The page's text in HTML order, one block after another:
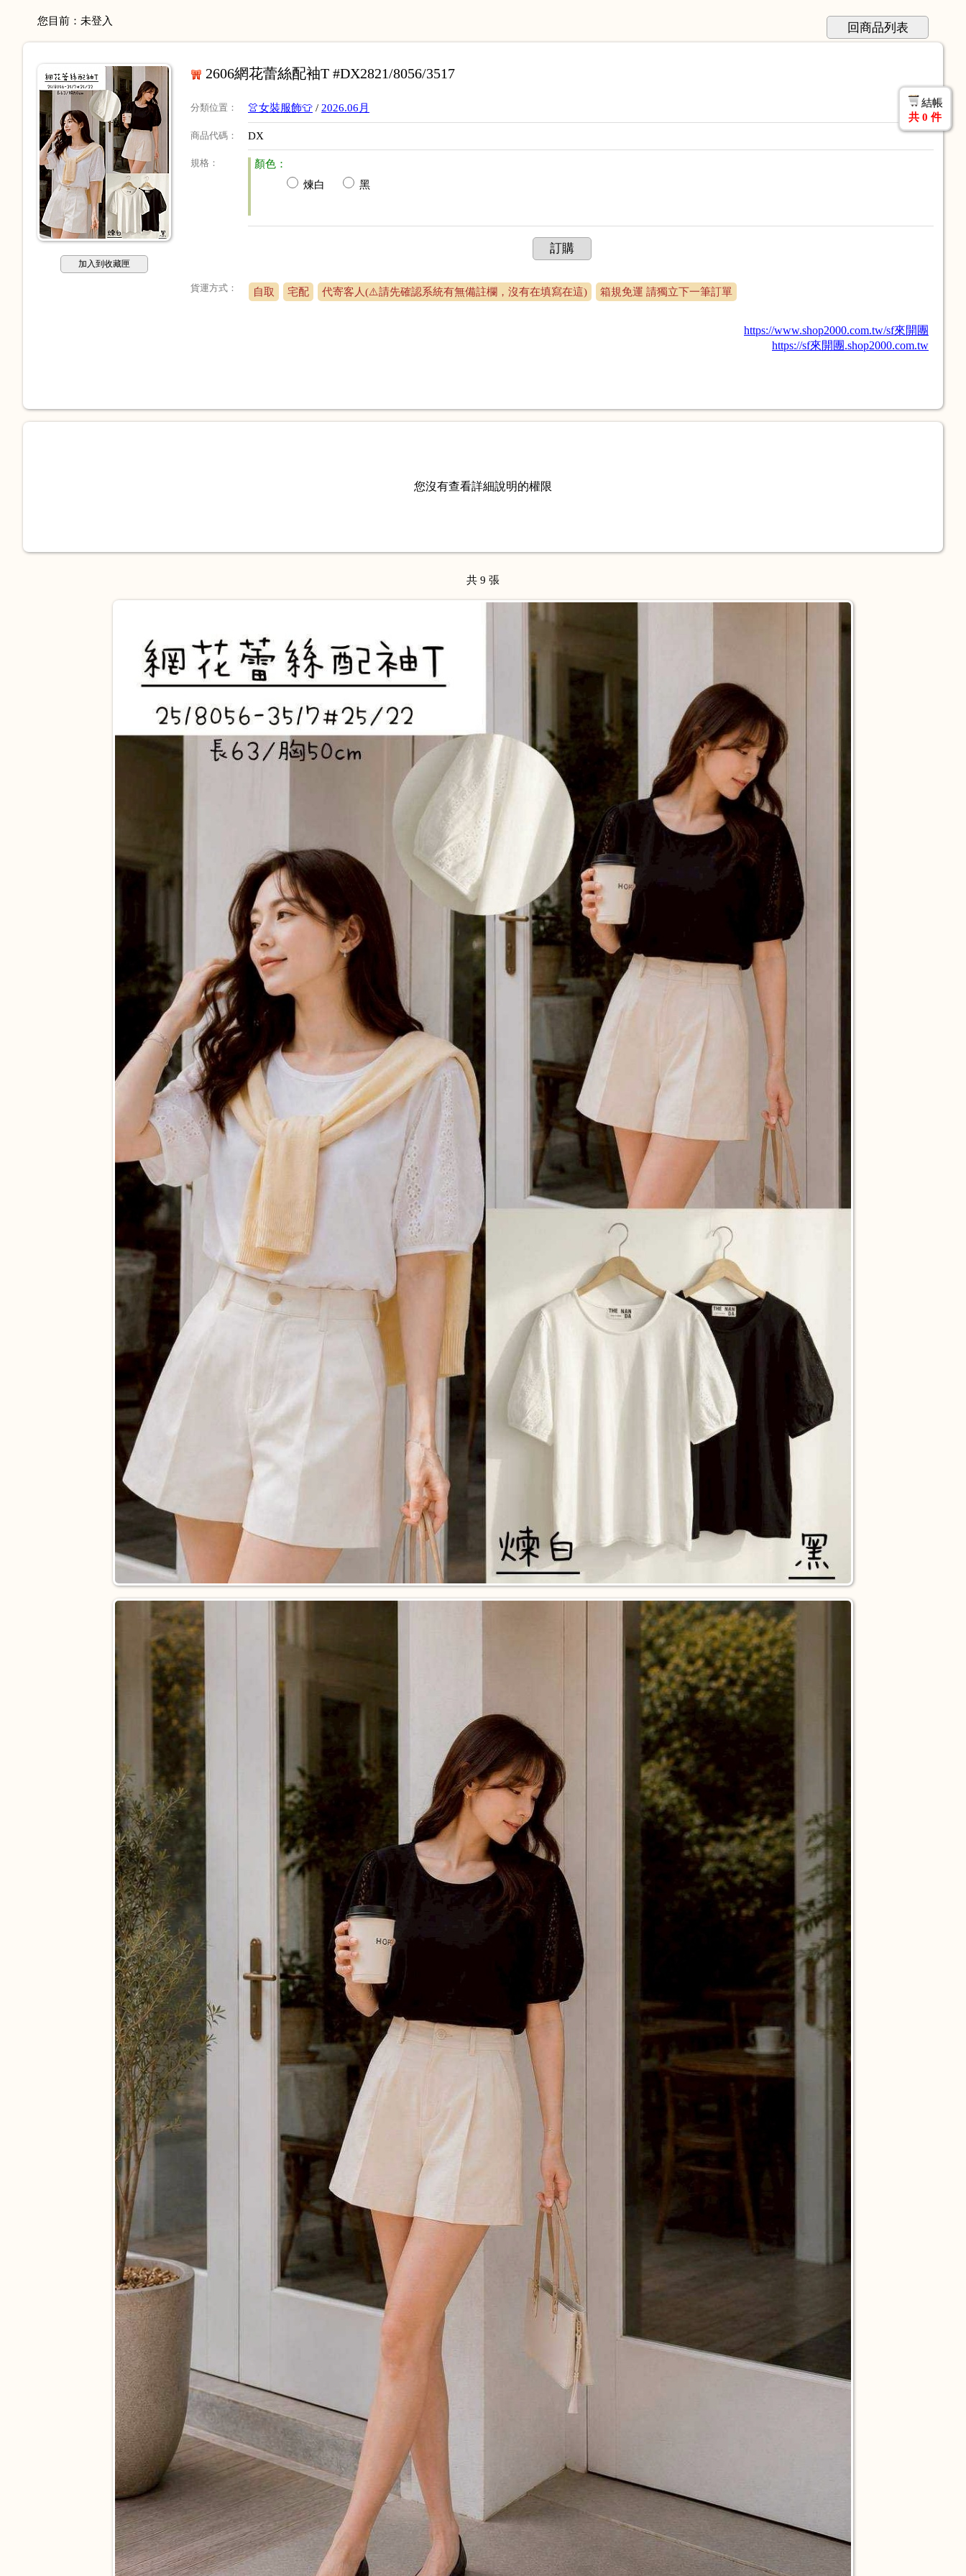
您目前： 未登入 回商品列表
加入到收藏匣
2606網花蕾絲配袖T #DX2821/8056/3517
分類位置 ： 👚女裝服飾👕 / 2026.06月
商品代碼 ： DX
規格 ：
顏色：
煉白
黑
訂購
貨運方式： 自取 宅配 代寄客人(⚠️請先確認系統有無備註欄，沒有在填寫在這) 箱規免運 請獨立下一筆訂單
https://www.shop2000.com.tw/sf來開團
https://sf來開團.shop2000.com.tw
結帳
共 0 件
您沒有查看詳細說明的權限
共 9 張